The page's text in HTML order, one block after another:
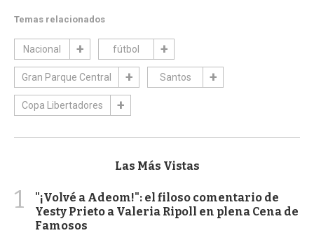
Temas relacionados
Nacional fútbol
Gran Parque Central Santos
Copa Libertadores
Las Más Vistas
1
"¡Volvé a Adeom!": el filoso comentario de
Yesty Prieto a Valeria Ripoll en plena Cena de
Famosos